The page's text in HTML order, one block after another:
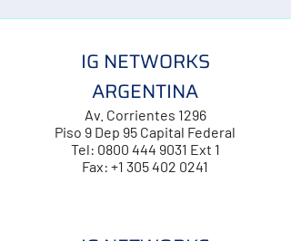
IG NETWORKS
ARGENTINA
Av. Corrientes 1296
Piso 9 Dep 95 Capital Federal
Tel: 0800 444 9031 Ext 1
Fax: +1 305 402 0241